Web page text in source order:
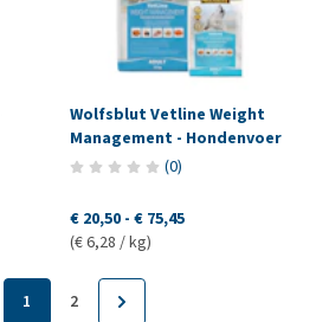
Wolfsblut Vetline Weight
Management - Hondenvoer
(0)
€ 20,50 - € 75,45
(€ 6,28 / kg)
1 2